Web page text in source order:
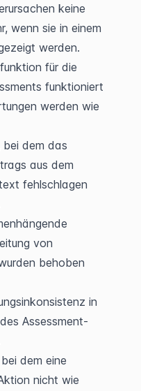
keine
wenn sie in einem
werden.
für die
funktioniert
werden wie
bei dem das
aus dem
fehlschlagen
von
behoben
in
Assessment-
dem eine
nicht wie